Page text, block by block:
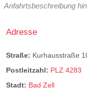
Anfahrtsbeschreibung
Adresse
Straße: Kurhausstraße
Postleitzahl: PLZ 4283
Stadt: Bad Zell